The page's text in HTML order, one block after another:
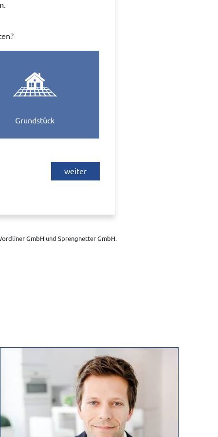
Grundstück
weiter
Zwecken im System weiter
GmbH und Sprengnetter GmbH.